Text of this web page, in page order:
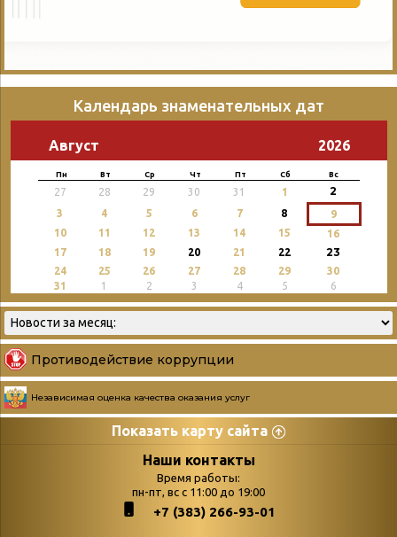
Календарь знаменательных дат
Август 2026
Пн Вт Ср Чт Пт Сб Вс
27 28 29 30 31 1 2
3 4 5 6 7 8
9
10
11 12 13 14 15
16
17
18 19 20 21 22 23
24 25 26 27 28 29
30
31
1 2 3 4 5 6
Противодействие коррупции
Независимая оценка качества оказания услуг
Показать карту сайта
Страницы
podvedenie-itogov-festivalya-
поступлений
Наши контакты
Время работы:
пн-пт, вс с 11:00 до 19:00
+7 (383) 266-93-01